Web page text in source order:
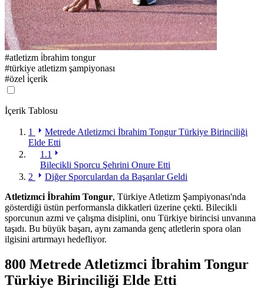
#atletizm i̇brahim tongur
#türkiye atletizm şampiyonası
#özel i̇çerik
İçerik Tablosu
1
Metrede Atletizmci İbrahim Tongur Türkiye Birinciliği
Elde Etti
1.1
Bilecikli Sporcu Şehrini Onure Etti
2
Diğer Sporculardan da Başarılar Geldi
Atletizmci İbrahim Tongur, Türkiye Atletizm Şampiyonası'nda
gösterdiği üstün performansla dikkatleri üzerine çekti. Bilecikli
sporcunun azmi ve çalışma disiplini, onu Türkiye birincisi unvanına
taşıdı. Bu büyük başarı, aynı zamanda genç atletlerin spora olan
ilgisini artırmayı hedefliyor.
800 Metrede Atletizmci İbrahim Tongur
Türkiye Birinciliği Elde Etti